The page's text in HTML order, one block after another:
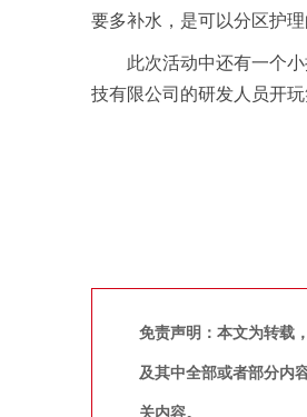
要多补水，是可以分区护
此次活动中还有一个
技有限公司的研发人员开
免责声明：本文为转载
及其中全部或者部分内
关内容。